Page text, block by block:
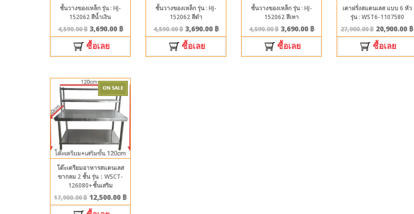
ชั้นวางของเหล็ก รุ่น : HJ-
152062 สีน้ำเงิน
4,590.00฿ 3,690.00 ฿
ซื้อเลย
ชั้นวางของเหล็ก รุ่น : HJ-
152062 สีดำ
4,590.00฿ 3,690.00 ฿
ซื้อเลย
ชั้นวางของเหล็ก รุ่น : HJ-
152062 สีเทา
4,590.00฿ 3,690.00 ฿
ซื้อเลย
เตาฝรั่งสแตนเลส แบบ 6 หัว
รุ่น : WST6-1107580
27,900.00฿ 20,900.00 ฿
ซื้อเลย
โต๊ะเตรียมอาหารสแตนเลส
ขากลม 2 ชั้น รุ่น：WSCT-
126080+ชั้นเสริม
17,900.00฿ 12,500.00 ฿